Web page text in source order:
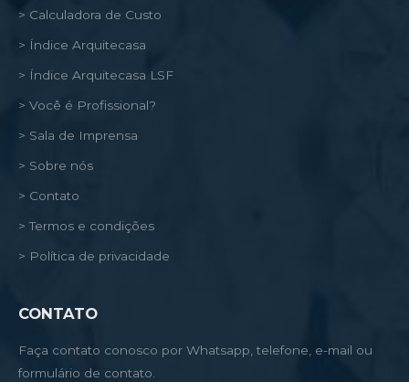
> Calculadora de Custo
> Índice Arquitecasa
> Índice Arquitecasa LSF
> Você é Profissional?
> Sala de Imprensa
> Sobre nós
> Contato
> Termos e condições
> Política de privacidade
CONTATO
Faça contato conosco por Whatsapp, telefone, e-mail ou
formulário de contato.